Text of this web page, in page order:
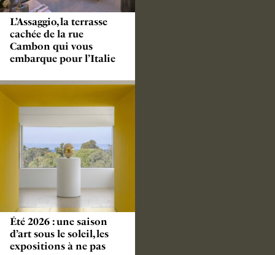
L’Assaggio, la terrasse
cachée de la rue
Cambon qui vous
embarque pour l’Italie
Été 2026 : une saison
d’art sous le soleil, les
expositions à ne pas